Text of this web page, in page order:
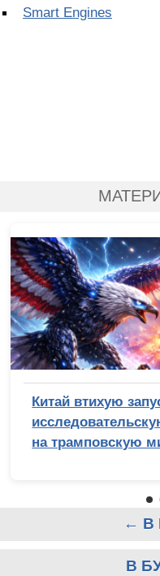
Smart Engines
Китай втихую
на трамповскую
← В
В